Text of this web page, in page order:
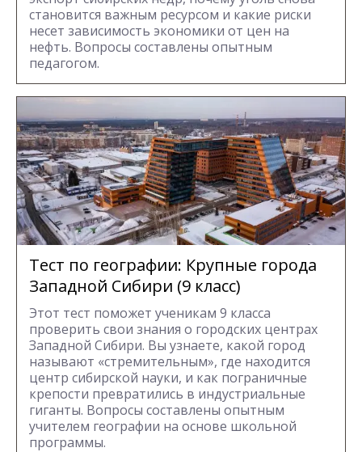
становится важным ресурсом и какие риски
несет зависимость экономики от цен на
нефть. Вопросы составлены опытным
педагогом.
Тест по географии: Крупные города
Западной Сибири (9 класс)
Этот тест поможет ученикам 9 класса
проверить свои знания о городских центрах
Западной Сибири. Вы узнаете, какой город
называют «стремительным», где находится
центр сибирской науки, и как пограничные
крепости превратились в индустриальные
гиганты. Вопросы составлены опытным
учителем географии на основе школьной
программы.